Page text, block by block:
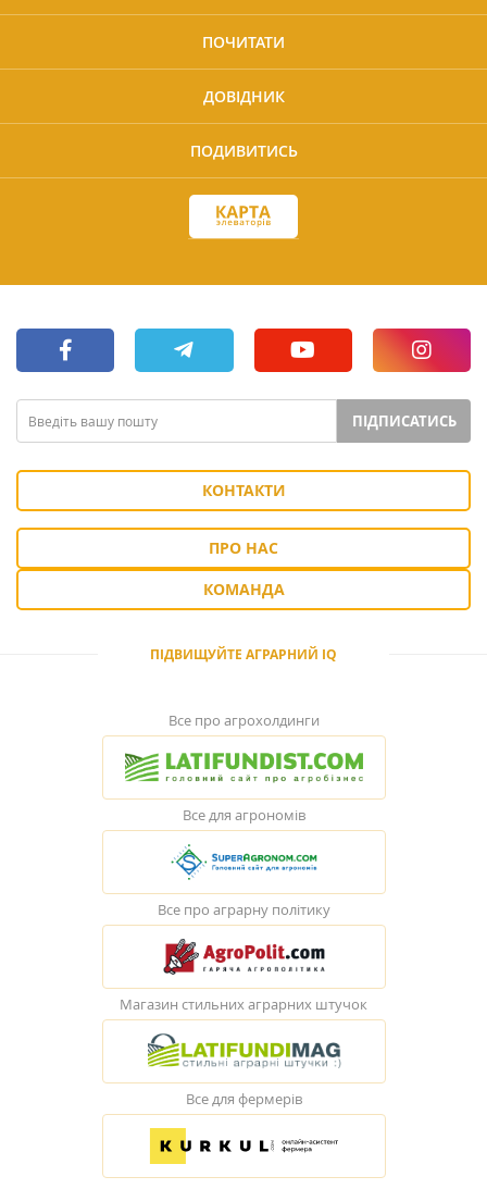
ПОЧИТАТИ
ДОВІДНИК
ПОДИВИТИСЬ
ПІДПИСАТИСЬ
КОНТАКТИ
ПРО НАС
КОМАНДА
ПІДВИЩУЙТЕ АГРАРНИЙ IQ
Все про агрохолдинги
Все для агрономів
Все про аграрну політику
Магазин стильних аграрних штучок
Все для фермерів